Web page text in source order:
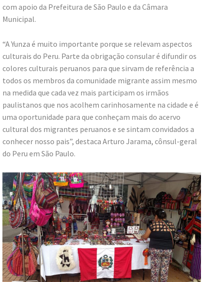
com apoio da Prefeitura de São Paulo e da Câmara
Municipal.
“A Yunza é muito importante porque se relevam aspectos
culturais do Peru. Parte da obrigação consular é difundir os
colores culturais peruanos para que sirvam de referência a
todos os membros da comunidade migrante assim mesmo
na medida que cada vez mais participam os irmãos
paulistanos que nos acolhem carinhosamente na cidade e é
uma oportunidade para que conheçam mais do acervo
cultural dos migrantes peruanos e se sintam convidados a
conhecer nosso pais”, destaca Arturo Jarama, cônsul-geral
do Peru em São Paulo.